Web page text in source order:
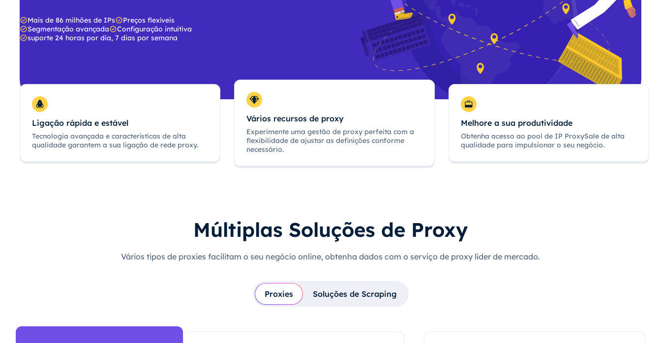
Mais de 86 milhões de IPs
Preços flexíveis
Segmentação avançada
Configuração intuitiva
suporte 24 horas por dia, 7 dias por semana
Ligação rápida e estável
Tecnologia avançada e características de alta
qualidade garantem a sua ligação de rede proxy.
Vários recursos de proxy
Experimente uma gestão de proxy perfeita com a
flexibilidade de ajustar as definições conforme
necessário.
Melhore a sua produtividade
Obtenha acesso ao pool de IP ProxySale de alta
qualidade para impulsionar o seu negócio.
Múltiplas Soluções de Proxy
Vários tipos de proxies facilitam o seu negócio online, obtenha dados com o serviço de proxy líder de mercado.
Proxies Soluções de Scraping